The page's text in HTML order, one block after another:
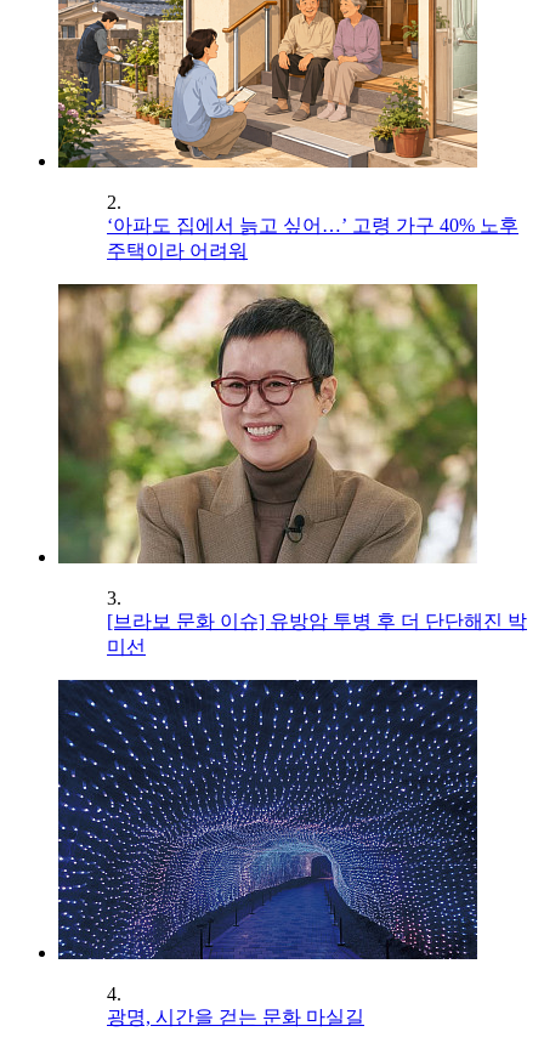
2.
‘아파도 집에서 늙고 싶어…’ 고령 가구 40% 노후
주택이라 어려워
3.
[브라보 문화 이슈] 유방암 투병 후 더 단단해진 박
미선
4.
광명, 시간을 걷는 문화 마실길